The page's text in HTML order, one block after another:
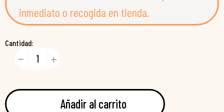
inmediato o recogida en tienda.
Cantidad:
Añadir al carrito